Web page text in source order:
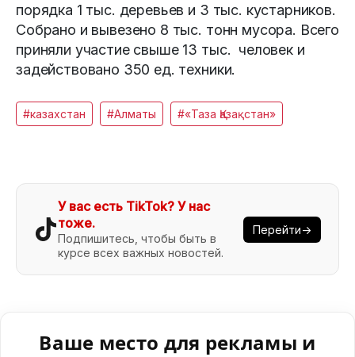
порядка 1 тыс. деревьев и 3 тыс. кустарников.
Собрано и вывезено 8 тыс. тонн мусора. Всего
приняли участие свыше 13 тыс. человек и
задействовано 350 ед. техники.
#казахстан #Алматы #«Таза Қазақстан»
У вас есть TikTok? У нас
тоже.
Подпишитесь, чтобы быть в
курсе всех важных новостей.
Перейти→
Ваше место для рекламы и